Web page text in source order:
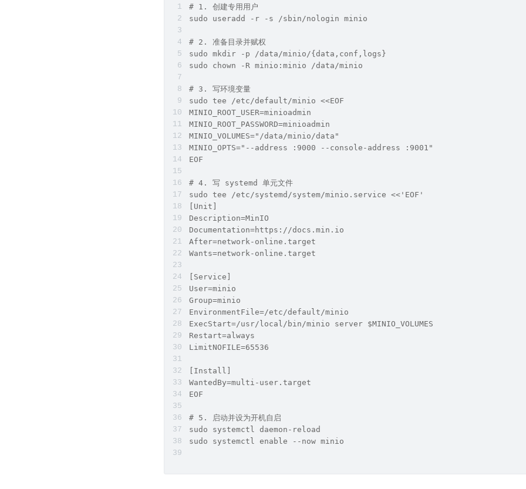
# 1. 创建专用用户
sudo useradd -r -s /sbin/nologin minio
# 2. 准备目录并赋权
sudo mkdir -p /data/minio/{data,conf,logs}
sudo chown -R minio:minio /data/minio
# 3. 写环境变量
sudo tee /etc/default/minio <<EOF
MINIO_ROOT_USER=minioadmin
MINIO_ROOT_PASSWORD=minioadmin
MINIO_VOLUMES="/data/minio/data"
MINIO_OPTS="--address :9000 --console-address :9001"
EOF
# 4. 写 systemd 单元文件
sudo tee /etc/systemd/system/minio.service <<'EOF'
[Unit]
Description=MinIO
Documentation=https://docs.min.io
After=network-online.target
Wants=network-online.target
[Service]
User=minio
Group=minio
EnvironmentFile=/etc/default/minio
ExecStart=/usr/local/bin/minio server $MINIO_VOLUMES
Restart=always
LimitNOFILE=65536
[Install]
WantedBy=multi-user.target
EOF
# 5. 启动并设为开机自启
sudo systemctl daemon-reload
sudo systemctl enable --now minio